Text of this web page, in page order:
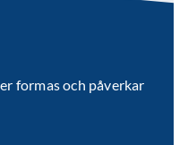
formas och påverkar